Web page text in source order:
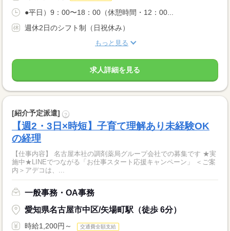
●平日）9：00〜18：00（休憩時間・12：00...
週休2日のシフト制（日祝休み）
もっと見る
求人詳細を見る
[紹介予定派遣] ?
【週2・3日×時短】子育て理解あり未経験OK
の経理
【仕事内容】 名古屋本社の調剤薬局グループ会社での募集です ★実
施中★LINEでつながる「お仕事スタート応援キャンペーン」 ＜ご案
内＞アデコは、...
一般事務・OA事務
愛知県名古屋市中区/矢場町駅（徒歩 6分）
時給1,200円～ 交通費全額支給